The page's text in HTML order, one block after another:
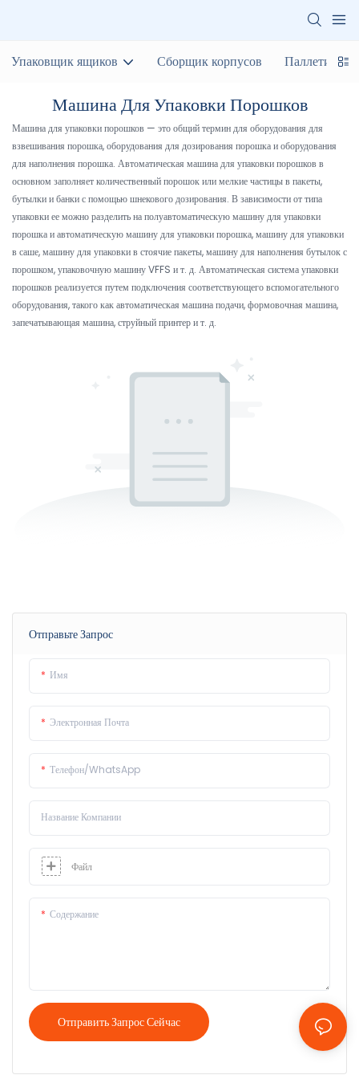
Упаковщик ящиков Сборщик корпусов
Машина Для Упаковки Порошков
Машина для упаковки порошков — это общий термин для оборудования для
взвешивания порошка, оборудования для дозирования порошка и оборудования
для наполнения порошка. Автоматическая машина для упаковки порошков в
основном заполняет количественный порошок или мелкие частицы в пакеты,
бутылки и банки с помощью шнекового дозирования. В зависимости от типа
упаковки ее можно разделить на полуавтоматическую машину для упаковки
порошка и автоматическую машину для упаковки порошка, машину для упаковки
в саше, машину для упаковки в стоячие пакеты, машину для наполнения бутылок с
порошком, упаковочную машину VFFS и т. д. Автоматическая система упаковки
порошков реализуется путем подключения соответствующего вспомогательного
оборудования, такого как автоматическая машина подачи, формовочная машина,
запечатывающая машина, струйный принтер и т. д.
Отправьте Запрос
Имя
Электронная Почта
Телефон/WhatsApp
Название Компании
Файл
Содержание
Отправить Запрос Сейчас